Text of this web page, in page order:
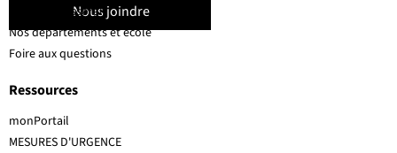
Nous joindre
MESURES D'URGENCE
Ressources
Corps professoral
Nos départements et école
Foire aux questions
monPortail